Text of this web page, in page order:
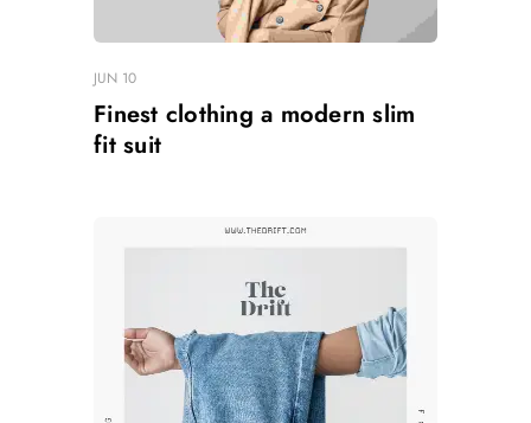
JUN 10
Finest clothing a modern slim
fit suit